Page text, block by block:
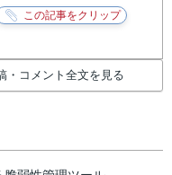
・コメント全文を見る